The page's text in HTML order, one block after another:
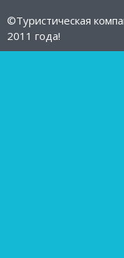
©Туристическая
2011 года!